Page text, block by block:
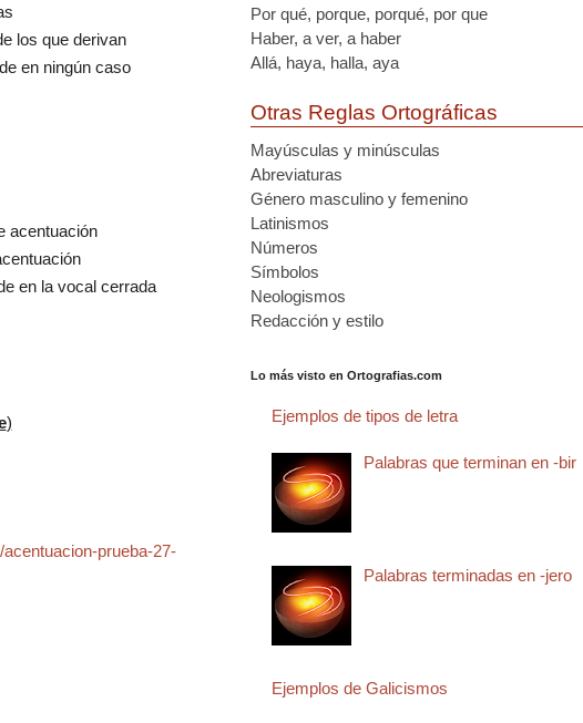
los que derivan
en ningún caso
acentuación
en la vocal cerrada
)
prueba-27-
Por qué, porque, porqué, por que
Haber, a ver, a haber
Allá, haya, halla, aya
Otras Reglas Ortográficas
Mayúsculas y minúsculas
Abreviaturas
Género masculino y femenino
Latinismos
Números
Símbolos
Neologismos
Redacción y estilo
Lo más visto en Ortografias.com
Ejemplos de tipos de letra
Palabras que terminan en -bir
Palabras terminadas en -jero
Ejemplos de Galicismos